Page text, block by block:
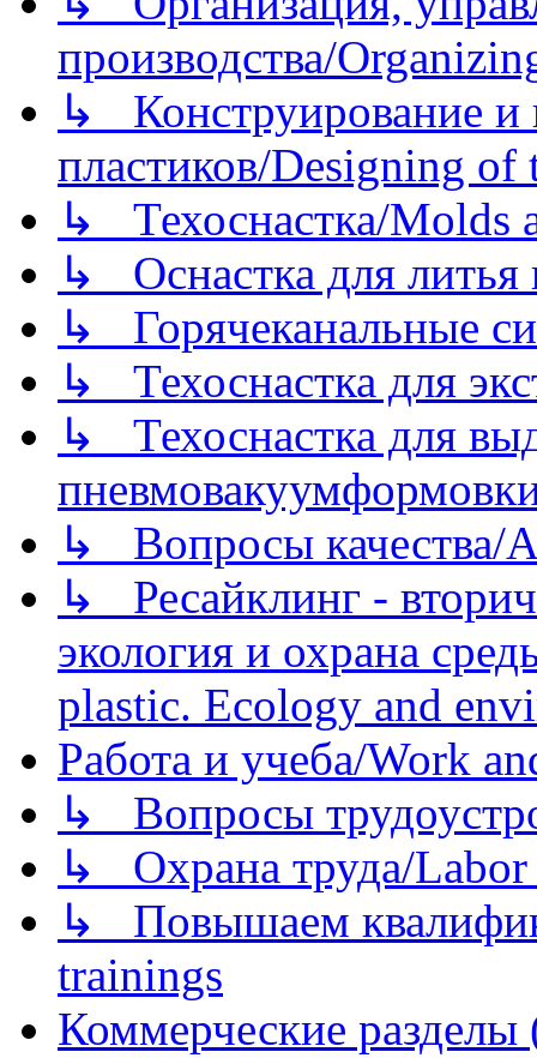
производства/
↳ Конструирование и
пластиков/Designing of
↳ Техоснастка/Molds
↳ Оснастка для литья
↳ Горячеканальные
↳ Техоснастка для
↳ Техоснастка для
↳ Вопросы качества/
↳ Ресайклинг -
экология и охрана
plastic. Ecology and
Работа и учеба/Work
↳ Вопросы
↳ Охрана труда/Labor
↳ Повышаем
trainings
Коммерческие